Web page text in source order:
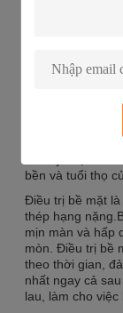
Khi nói đến các
cung cấp hai
mònKết thúc
mà còn thêm
bền và tuổi thọ
Điều trị bề mặt
thép hạng
mịn màn và hấp
mòn. Điều trị bề
theo thời gian,
nhất ngay cả
lau, làm cho việc